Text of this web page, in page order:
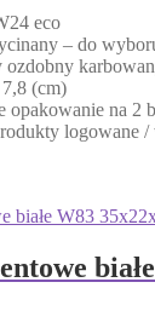
eco
– do
(cm)
opakowanie na 2
logowane